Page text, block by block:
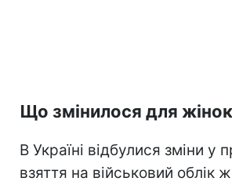
Що змінилося для
В Україні відбулися зміни у
взяття на військовий облік